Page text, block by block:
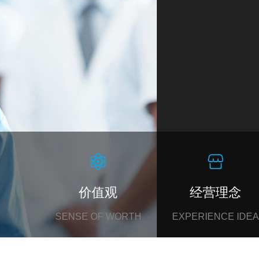
价值观
SENSE OF WORTH
经营理念
EXPERIENCE IDEA